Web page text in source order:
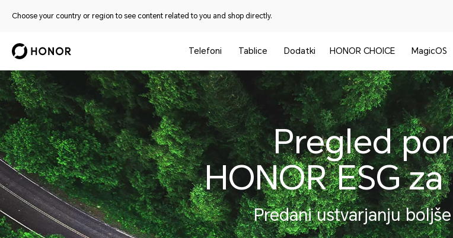
Choose your country or region to see content related to you and shop directly.
Telefoni Tablice Dodatki HONOR CHOICE MagicOS
Pregled
HONOR ESG
Predani ustvarjanju